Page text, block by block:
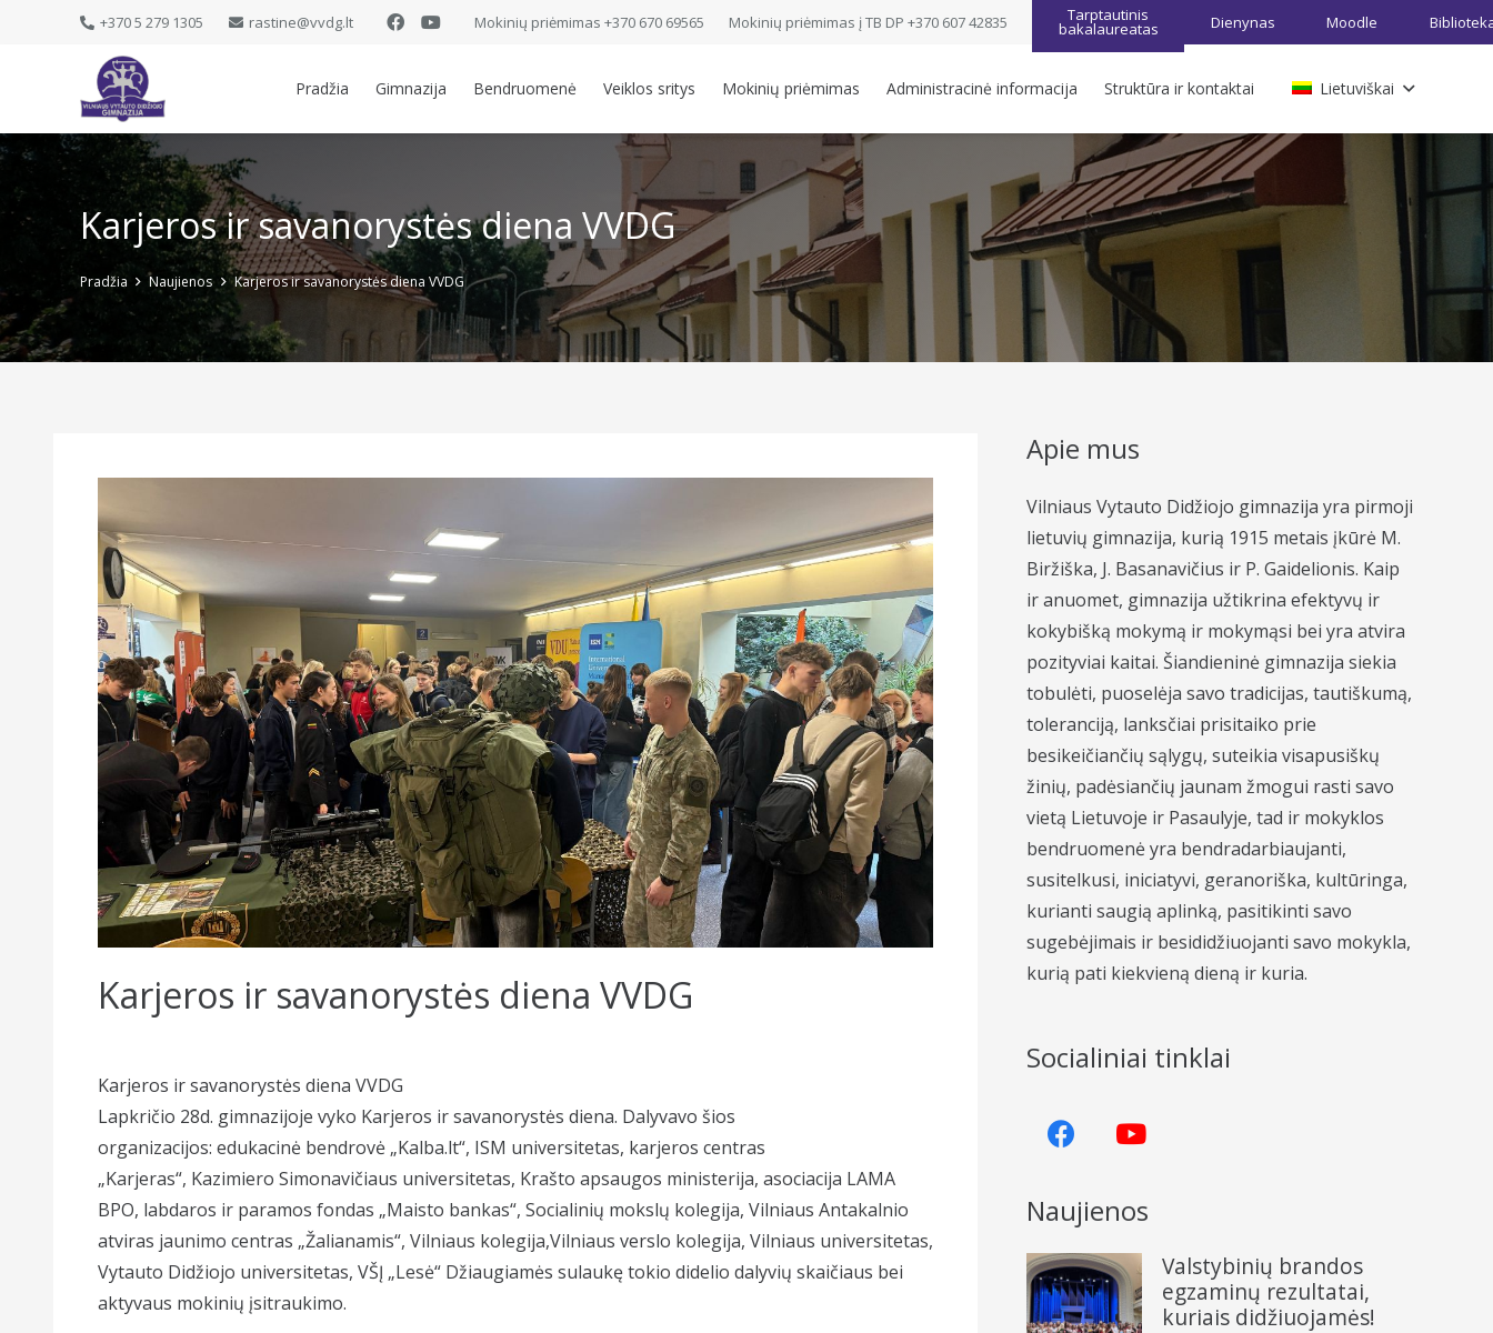
+370 5 279 1305 rastine@vvdg.lt Mokinių priėmimas +370 670 69565 Mokinių priėmimas į TB DP +370 607 42835 Tarptautinis
bakalaureatas Dienynas Moodle
Pradžia Gimnazija Bendruomenė Veiklos sritys Mokinių priėmimas Administracinė informacija Struktūra ir kontaktai Lietuviškai
Karjeros ir savanorystės diena VVDG
Pradžia Naujienos Karjeros ir savanorystės diena VVDG
Karjeros ir savanorystės diena VVDG
Karjeros ir savanorystės diena VVDG
Lapkričio 28d. gimnazijoje vyko Karjeros ir savanorystės diena. Dalyvavo šios
organizacijos: edukacinė bendrovė „Kalba.lt“, ISM universitetas, karjeros centras
„Karjeras“, Kazimiero Simonavičiaus universitetas, Krašto apsaugos ministerija, asociacija LAMA
BPO, labdaros ir paramos fondas „Maisto bankas“, Socialinių mokslų kolegija, Vilniaus Antakalnio
atviras jaunimo centras „Žalianamis“, Vilniaus kolegija,Vilniaus verslo kolegija, Vilniaus universitetas,
Vytauto Didžiojo universitetas, VŠĮ „Lesė“ Džiaugiamės sulaukę tokio didelio dalyvių skaičiaus bei
aktyvaus mokinių įsitraukimo.
Apie mus
Vilniaus Vytauto Didžiojo gimnazija yra pirmoji
lietuvių gimnazija, kurią 1915 metais įkūrė M.
Biržiška, J. Basanavičius ir P. Gaidelionis. Kaip
ir anuomet, gimnazija užtikrina efektyvų ir
kokybišką mokymą ir mokymąsi bei yra atvira
pozityviai kaitai. Šiandieninė gimnazija siekia
tobulėti, puoselėja savo tradicijas, tautiškumą,
toleranciją, lanksčiai prisitaiko prie
besikeičiančių sąlygų, suteikia visapusiškų
žinių, padėsiančių jaunam žmogui rasti savo
vietą Lietuvoje ir Pasaulyje, tad ir mokyklos
bendruomenė yra bendradarbiaujanti,
susitelkusi, iniciatyvi, geranoriška, kultūringa,
kurianti saugią aplinką, pasitikinti savo
sugebėjimais ir besididžiuojanti savo mokykla,
kurią pati kiekvieną dieną ir kuria.
Socialiniai tinklai
Naujienos
Valstybinių brandos
egzaminų rezultatai,
kuriais didžiuojamės!